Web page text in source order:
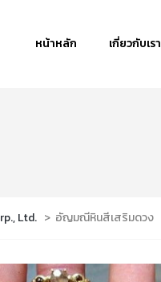
หน้าหลัก เกี่ยวกับเรา
Ltd. > อัญมณีหินสีเสริมดวง